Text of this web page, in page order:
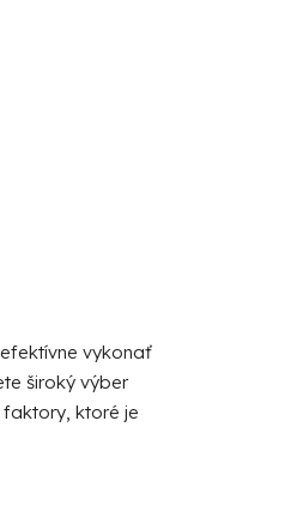
vykonať
široký výber
ktoré je